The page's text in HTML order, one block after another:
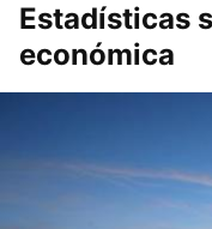
Estadísticas
económica